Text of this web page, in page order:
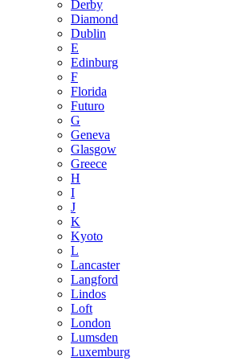
Derby
Diamond
Dublin
E
Edinburg
F
Florida
Futuro
G
Geneva
Glasgow
Greece
H
I
J
K
Kyoto
L
Lancaster
Langford
Lindos
Loft
London
Lumsden
Luxemburg